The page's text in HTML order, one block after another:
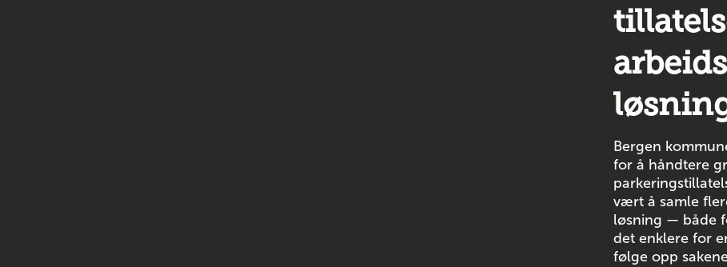
Bergen
for å håndtere
vært å samle
løsning — både
det enklere for
følge opp